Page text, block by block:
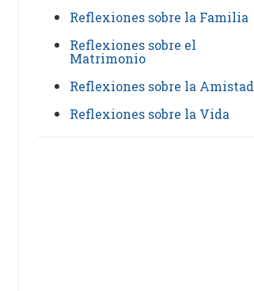
Reflexiones sobre la Familia
Reflexiones sobre el
Matrimonio
Reflexiones sobre la Amistad
Reflexiones sobre la Vida